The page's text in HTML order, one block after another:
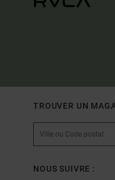
TROUVER UN
NOUS SUIVRE :